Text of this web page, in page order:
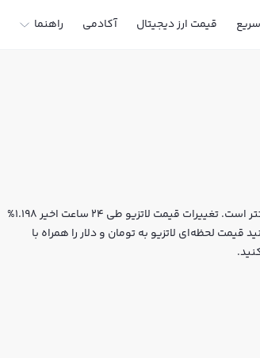
قیمت ارز دیجیتال آکادمی راهنما
قیمت لحظه‌ای لاتزیو هم اکنون معادل 67,741 تومان یا 0.3632 تتر است. تغییرات قیمت لاتزیو طی 24 ساعت اخیر 1.198%
است. شما می‌توانید قیمت لحظه‌ای لاتزیو به تومان و دلار را همراه با